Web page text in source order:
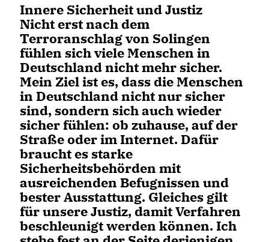
Innere Sicherheit und Justiz
Nicht erst nach dem
Terroranschlag von Solingen
fühlen sich viele Menschen in
Deutschland nicht mehr sicher.
Mein Ziel ist es, dass die Menschen
in Deutschland nicht nur sicher
sind, sondern sich auch wieder
sicher fühlen: ob zuhause, auf der
Straße oder im Internet. Dafür
braucht es starke
Sicherheitsbehörden mit
ausreichenden Befugnissen und
bester Ausstattung. Gleiches gilt
für unsere Justiz, damit Verfahren
beschleunigt werden können. Ich